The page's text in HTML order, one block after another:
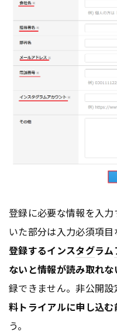
登録に必要な情報を入
いた部分は入力必須項目
登録するインスタグラム
ないと情報が読み取れな
録できません。非公開設
料トライアルに申し込
う。